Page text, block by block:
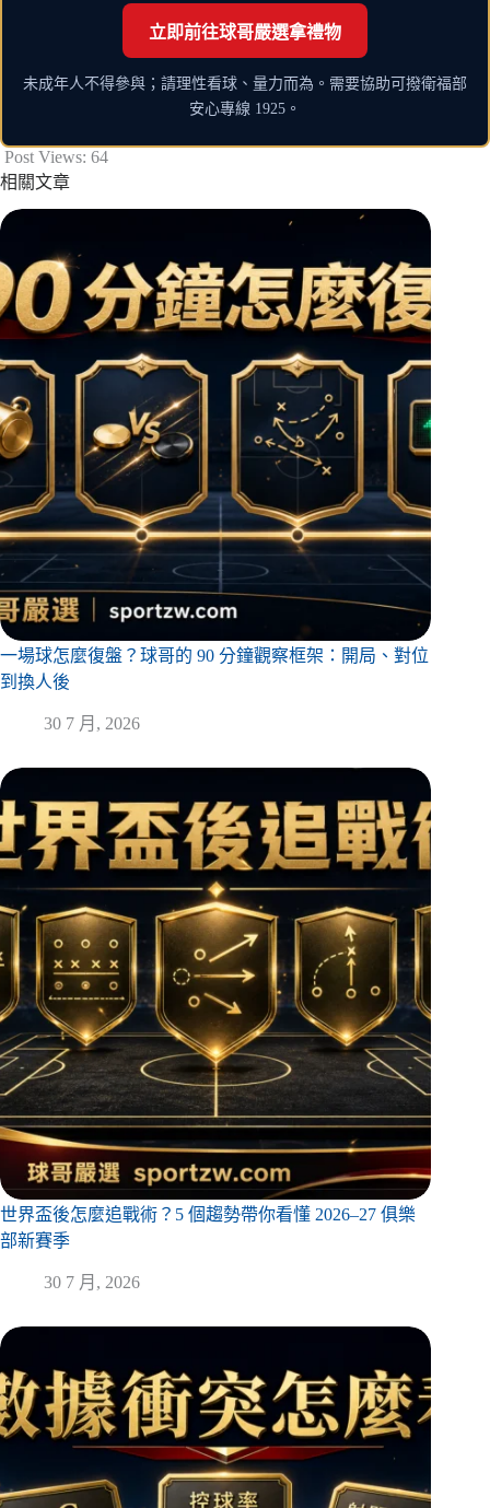
立即前往球哥嚴選拿禮物
未成年人不得參與；請理性看球、量力而為。需要協助可撥衛福部
安心專線 1925。
Post Views: 64
相關文章
一場球怎麼復盤？球哥的 90 分鐘觀察框架：開局、對位
到換人後
30 7 月, 2026
世界盃後怎麼追戰術？5 個趨勢帶你看懂 2026–27 俱樂
部新賽季
30 7 月, 2026